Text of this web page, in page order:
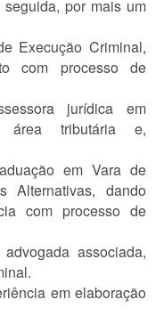
por mais um
Execução Criminal,
com processo de
jurídica em
área tributária e,
em Vara de
Alternativas, dando
com processo de
associada,
em elaboração